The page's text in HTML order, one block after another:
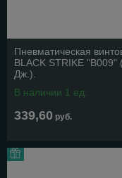
Пневматическая
BLACK STRIKE "В009"
Дж.).
В наличии 1 ед.
339,60 руб.